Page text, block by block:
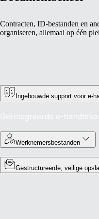
Contracten, ID-bestanden en
organiseren, allemaal op één
Ingebouwde support voor e-
Geïntegreerde e-
Werknemersbestanden
Gestructureerde, veilige